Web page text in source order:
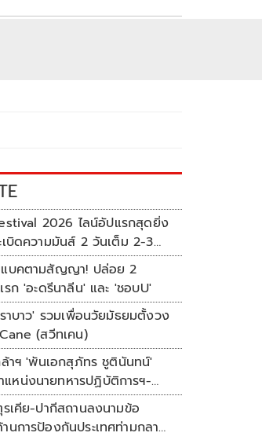
2026 ไลน์อัปแรกสุดยิ่ง
บิดความมันส์ 2 วันเต็ม 2-3
บคตามสัญญา! ปล่อย 2
รก 'อะดรีนาลีน' และ 'ชอบU'
าบาว' รวมเพื่อนวัยมัธยมตั้งวง
(สวีทเคน)
ล้าฯ 'พันเอกสุภัทร ชูตินันทน์'
แหน่งนายทหารปฏิบัติการฯ-
ทานยศ 'พลตรี'
เคีย-ปากีสถานลงนามข้อ
นการป้องกันประเทศท่ามกลาง